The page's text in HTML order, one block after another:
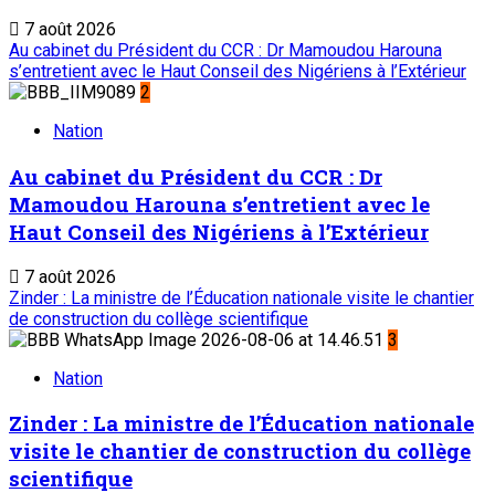
7 août 2026
Au cabinet du Président du CCR : Dr Mamoudou Harouna
s’entretient avec le Haut Conseil des Nigériens à l’Extérieur
2
Nation
Au cabinet du Président du CCR : Dr
Mamoudou Harouna s’entretient avec le
Haut Conseil des Nigériens à l’Extérieur
7 août 2026
Zinder : La ministre de l’Éducation nationale visite le chantier
de construction du collège scientifique
3
Nation
Zinder : La ministre de l’Éducation nationale
visite le chantier de construction du collège
scientifique